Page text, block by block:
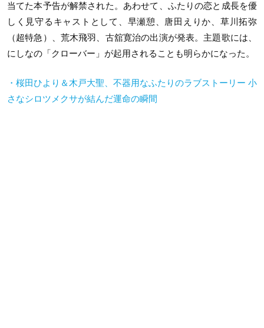
当てた本予告が解禁された。あわせて、ふたりの恋と成長を優
しく見守るキャストとして、早瀬憩、唐田えりか、草川拓弥
（超特急）、荒木飛羽、古舘寛治の出演が発表。主題歌には、
にしなの「クローバー」が起用されることも明らかになった。
・桜田ひより＆木戸大聖、不器用なふたりのラブストーリー 小
さなシロツメクサが結んだ運命の瞬間